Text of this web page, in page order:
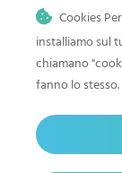
Nettoyage par
Histoire et progrès
Comment nettoyer
Nettoyage par
Nettoyage par
Cookies
installiamo sul
chiamano
fanno lo stesso.